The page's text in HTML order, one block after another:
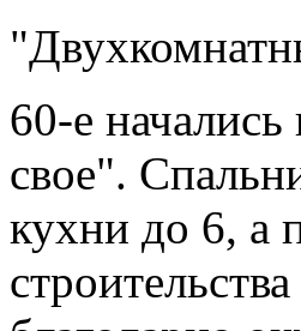
60-е
свое".
кухни до 6, а